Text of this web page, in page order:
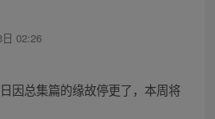
02:26
因总集篇的缘故停更了，本周将